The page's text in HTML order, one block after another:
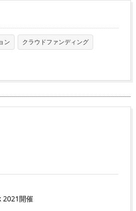
ン クラウドファンディング
2021開催